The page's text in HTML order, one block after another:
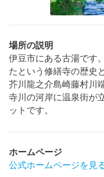
場所の説明
伊豆市にある古湯です
たという修繕寺の歴史
芥川龍之介島崎藤村川
寺川の河岸に温泉街が
ットです。
ホームページ
公式ホームページを見